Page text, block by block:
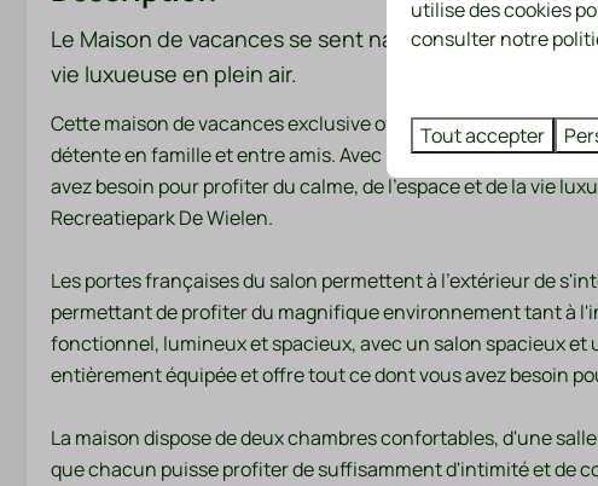
ball, badminton)
Lave-linge et sèche-
Salle de bains
Serviettes
Chambre à
Literie
Divertissement
Télévision intelligente
Wi-Fi
Localisation
Soleil de l'après-midi
Soleil du soir
Soleil du matin
Situation tranquille
Le Maison de vacances se sent naturellement
vie luxueuse en plein air.
Cette maison de vacances exclusive offre la combinaison
détente en famille et entre amis. Avec près de 100 mètres
avez besoin pour profiter du calme, de l'espace et de la vie
Recreatiepark De Wielen.
Les portes françaises du salon permettent à l'extérieur de
permettant de profiter du magnifique environnement tant à
fonctionnel, lumineux et spacieux, avec un salon spacieux
entièrement équipée et offre tout ce dont vous avez besoin
La maison dispose de deux chambres confortables, d'une
que chacun puisse profiter de suffisamment d'intimité et de
utilise des cookies
consulter notre
Tout accepter